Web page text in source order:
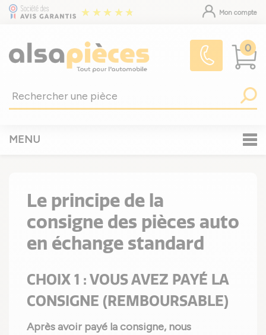
Mon compte
0
MENU
Le principe de la
consigne des pièces auto
en échange standard
CHOIX 1 : VOUS AVEZ PAYÉ LA
CONSIGNE (REMBOURSABLE)
Après avoir payé la consigne, nous